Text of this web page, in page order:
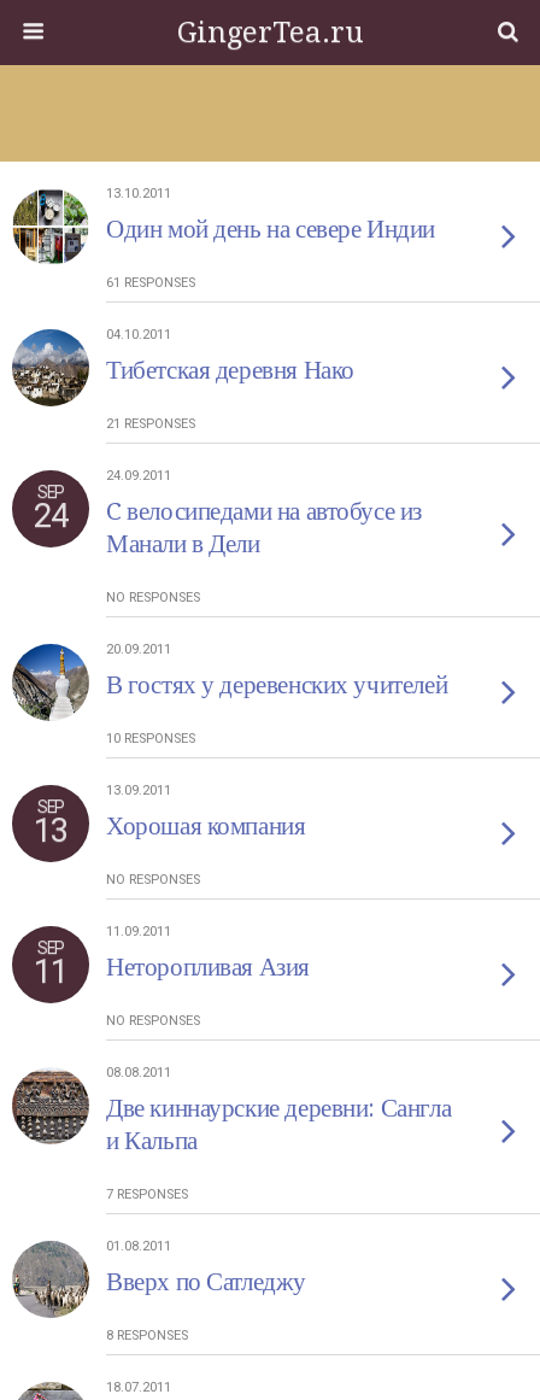
GingerTea.ru
13.10.2011
Один мой день на севере Индии
61 RESPONSES
04.10.2011
Тибетская деревня Нако
21 RESPONSES
SEP
24
24.09.2011
C велосипедами на автобусе из
Манали в Дели
NO RESPONSES
20.09.2011
В гостях у деревенских учителей
10 RESPONSES
SEP
13
13.09.2011
Хорошая компания
NO RESPONSES
SEP
11
11.09.2011
Неторопливая Азия
NO RESPONSES
08.08.2011
Две киннаурские деревни: Сангла
и Кальпа
7 RESPONSES
01.08.2011
Вверх по Сатледжу
8 RESPONSES
18.07.2011